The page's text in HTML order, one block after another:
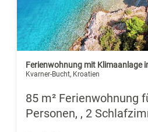
Ferienwohnung mit Klimaanlage
Kvarner-Bucht, Kroatien
85 m² Ferienwohnung
Personen, , 2